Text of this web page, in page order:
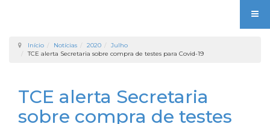
Início Notícias 2020
Julho
TCE alerta Secretaria sobre compra de testes para Covid-19
TCE alerta Secretaria
sobre compra de testes